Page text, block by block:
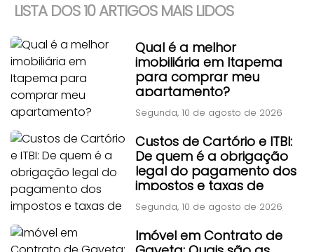
LISTA DOS 10 ARTIGOS MAIS LIDOS
Qual é a melhor
imobiliária em Itapema
para comprar meu
apartamento?
Segunda, 10 de agosto de 2026
Custos de Cartório e ITBI:
De quem é a obrigação
legal do pagamento dos
impostos e taxas de
transferência?
Segunda, 10 de agosto de 2026
Imóvel em Contrato de